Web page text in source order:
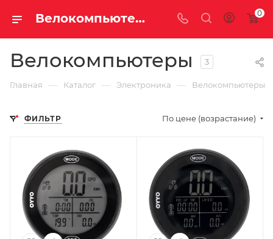
Велокомпьютеры купить недорого с доставкой 0
Велокомпьютеры 3
Главная — Каталог — Электроника — Велокомпьютеры
ФИЛЬТР По цене (возрастание)